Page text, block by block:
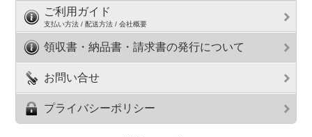
ご利用ガイド
支払い方法 / 配送方法 / 会社概要
領収書・納品書・請求書の発行について
お問い合せ
プライバシーポリシー